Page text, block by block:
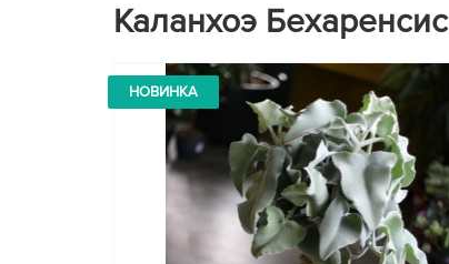
Каланхоэ Бехаренсис
НОВИНКА